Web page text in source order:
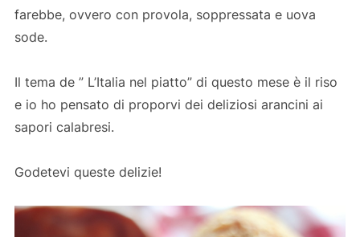
farebbe, ovvero con provola, soppressata e uova
sode.
Il tema de ” L’Italia nel piatto” di questo mese è il riso
e io ho pensato di proporvi dei deliziosi arancini ai
sapori calabresi.
Godetevi queste delizie!